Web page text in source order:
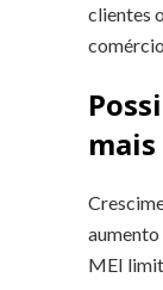
clientes
comércio.
mais
aumento
MEI